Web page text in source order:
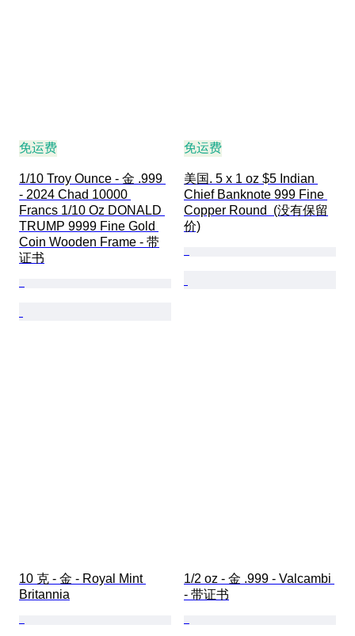
免运费
1/10 Troy Ounce - 金 .999
- 2024 Chad 10000
Francs 1/10 Oz DONALD
TRUMP 9999 Fine Gold
Coin Wooden Frame - 带
证书
免运费
美国. 5 x 1 oz $5 Indian
Chief Banknote 999 Fine
Copper Round  (没有保留
价)
10 克 - 金 - Royal Mint
Britannia
1/2 oz - 金 .999 - Valcambi
- 带证书